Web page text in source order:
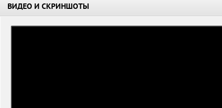
ВИДЕО И СКРИНШОТЫ